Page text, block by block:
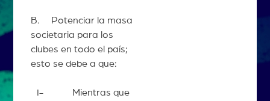
B. Potenciar la masa
societaria para los
clubes en todo el país;
esto se debe a que:
I- Mientras que